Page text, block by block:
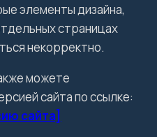
элементы дизайна,
страницах
некорректно.
можете
сайта по ссылке:
сайта]